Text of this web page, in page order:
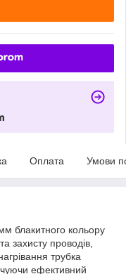
Оплата Умови
блакитного кольору
захисту проводів,
трубка
ефективний